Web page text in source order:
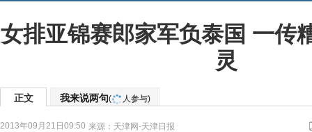
女排亚锦赛郎家军负泰国 一传
灵
正文 我来说两句( 人参与)
2013年09月21日09:50 来源： 天津网-天津日报